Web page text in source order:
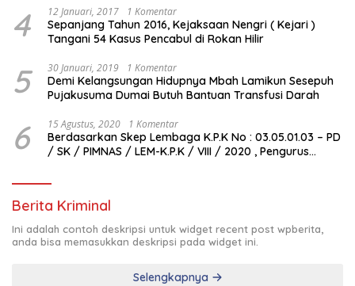
4 12 Januari, 2017 1 Komentar
Sepanjang Tahun 2016, Kejaksaan Nengri ( Kejari )
Tangani 54 Kasus Pencabul di Rokan Hilir
5 30 Januari, 2019 1 Komentar
Demi Kelangsungan Hidupnya Mbah Lamikun Sesepuh
Pujakusuma Dumai Butuh Bantuan Transfusi Darah
6 15 Agustus, 2020 1 Komentar
Berdasarkan Skep Lembaga K.P.K No : 03.05.01.03 – PD
/ SK / PIMNAS / LEM-K.P.K / VIII / 2020 , Pengurus
Berita Kriminal
Ini adalah contoh deskripsi untuk widget recent post wpberita,
anda bisa memasukkan deskripsi pada widget ini.
Selengkapnya